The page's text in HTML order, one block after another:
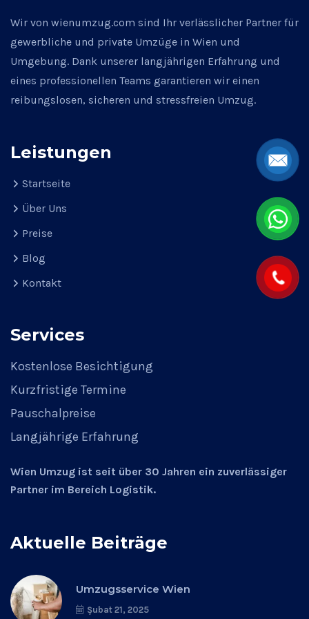
Wir von wienumzug.com sind Ihr verlässlicher Partner für
gewerbliche und private Umzüge in Wien und
Umgebung. Dank unserer langjährigen Erfahrung und
eines professionellen Teams garantieren wir einen
reibungslosen, sicheren und stressfreien Umzug.
Leistungen
Startseite
Über Uns
Preise
Blog
Kontakt
Services
Kostenlose Besichtigung
Kurzfristige Termine
Pauschalpreise
Langjährige Erfahrung
Wien Umzug ist seit über 30 Jahren ein zuverlässiger
Partner im Bereich Logistik.
Aktuelle Beiträge
Umzugsservice Wien
Şubat 21, 2025